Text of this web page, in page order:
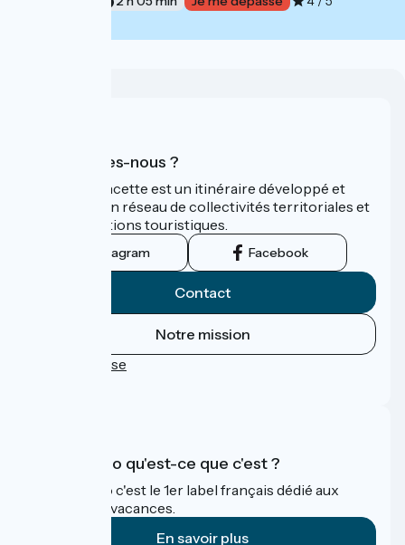
Qui sommes-nous ?
La Vélo Francette est un itinéraire développé et
promu par un réseau de collectivités territoriales et
leurs institutions touristiques.
Instagram Facebook
Contact
Notre mission
Espace Presse
Accueil Vélo qu'est-ce que c'est ?
Accueil Vélo c'est le 1er label français dédié aux
cyclistes en vacances.
En savoir plus